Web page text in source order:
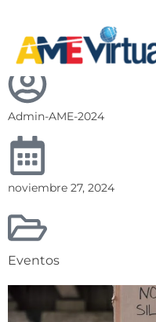
Entrada 2
Admin-AME-2024
noviembre 27, 2024
Eventos